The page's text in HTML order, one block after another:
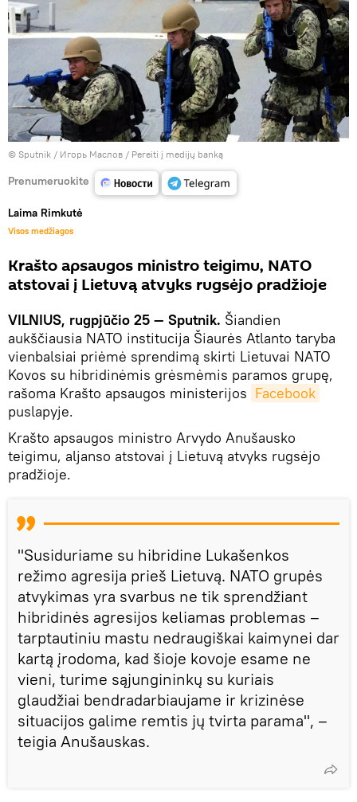
© Sputnik / Игорь Маслов / Pereiti į medijų banką
Prenumeruokite
Laima Rimkutė
Visos medžiagos
Krašto apsaugos ministro teigimu, NATO
atstovai į Lietuvą atvyks rugsėjo pradžioje
VILNIUS, rugpjūčio 25 — Sputnik. Šiandien
aukščiausia NATO institucija Šiaurės Atlanto taryba
vienbalsiai priėmė sprendimą skirti Lietuvai NATO
Kovos su hibridinėmis grėsmėmis paramos grupę,
rašoma Krašto apsaugos ministerijos Facebook
puslapyje.
Krašto apsaugos ministro Arvydo Anušausko
teigimu, aljanso atstovai į Lietuvą atvyks rugsėjo
pradžioje.
"Susiduriame su hibridine Lukašenkos
režimo agresija prieš Lietuvą. NATO grupės
atvykimas yra svarbus ne tik sprendžiant
hibridinės agresijos keliamas problemas –
tarptautiniu mastu nedraugiškai kaimynei dar
kartą įrodoma, kad šioje kovoje esame ne
vieni, turime sąjungininkų su kuriais
glaudžiai bendradarbiaujame ir krizinėse
situacijos galime remtis jų tvirta parama", –
teigia Anušauskas.